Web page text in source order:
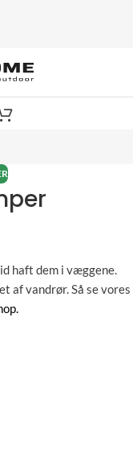
haft dem i væggene.
af vandrør. Så se vores